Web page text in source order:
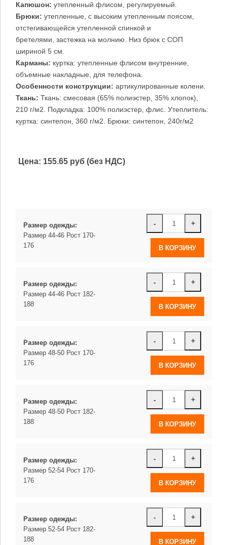
Капюшон: утепленный флисом, регулируемый.
Брюки: утепленные, с высоким утепленным поясом,
отстегивающейся утепленной спинкой и
бретелями, застежка на молнию. Низ брюк с СОП
шириной 5 см.
Карманы: куртка: утепленные флисом внутренние,
объемные накладные, для телефона.
Особенности конструкции: артикулированные колени.
Ткань: Ткань: смесовая (65% полиэстер, 35% хлопок),
210 г/м2. Подкладка: 100% полиэстер, флис. Утеплитель:
куртка: синтепон, 360 г/м2. Брюки: синтепон, 240г/м2
Цена: 155.65 руб (без НДС)
- +
Размер одежды:
Размер 44-46 Рост 170-
176
- +
Размер одежды:
Размер 44-46 Рост 182-
188
- +
Размер одежды:
Размер 48-50 Рост 170-
176
- +
Размер одежды:
Размер 48-50 Рост 182-
188
- +
Размер одежды:
Размер 52-54 Рост 170-
176
- +
Размер одежды:
Размер 52-54 Рост 182-
188